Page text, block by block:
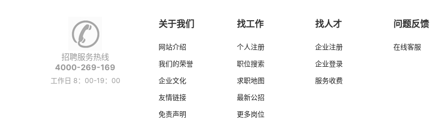
招聘服务热线
4000-269-169
工作日 8：00-19：00
关于我们
网站介绍
我们的荣誉
企业文化
友情链接
免责声明
找工作
个人注册
职位搜索
求职地图
最新公招
更多岗位
找人才
企业注册
企业登录
服务收费
问题反馈
在线客服